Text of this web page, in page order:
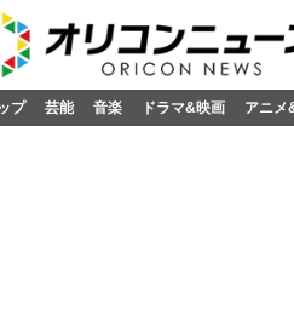
プ 芸能 音楽 ドラマ&映画 アニメ